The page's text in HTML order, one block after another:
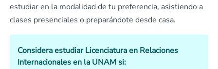
estudiar en la modalidad de tu preferencia, asistiendo a
clases presenciales o preparándote desde casa.
Considera estudiar Licenciatura en Relaciones
Internacionales en la UNAM si: